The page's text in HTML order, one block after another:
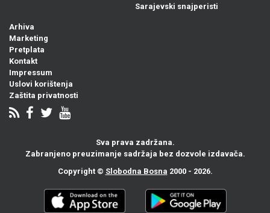
Sarajevski snajperisti
Arhiva
Marketing
Pretplata
Kontakt
Impressum
Uslovi korištenja
Zaštita privatnosti
Sva prava zadržana.
Zabranjeno preuzimanje sadržaja bez dozvole izdavača.
Copyright © Slobodna Bosna 2000 - 2026.